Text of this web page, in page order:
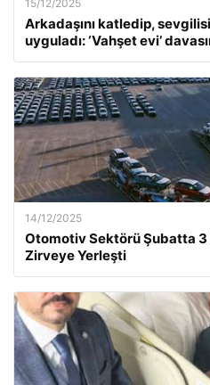
15/12/2025
Arkadaşını katledip,
uyguladı: ‘Vahşet evi’
14/12/2025
Otomotiv Sektörü Şubatta
Zirveye Yerleşti